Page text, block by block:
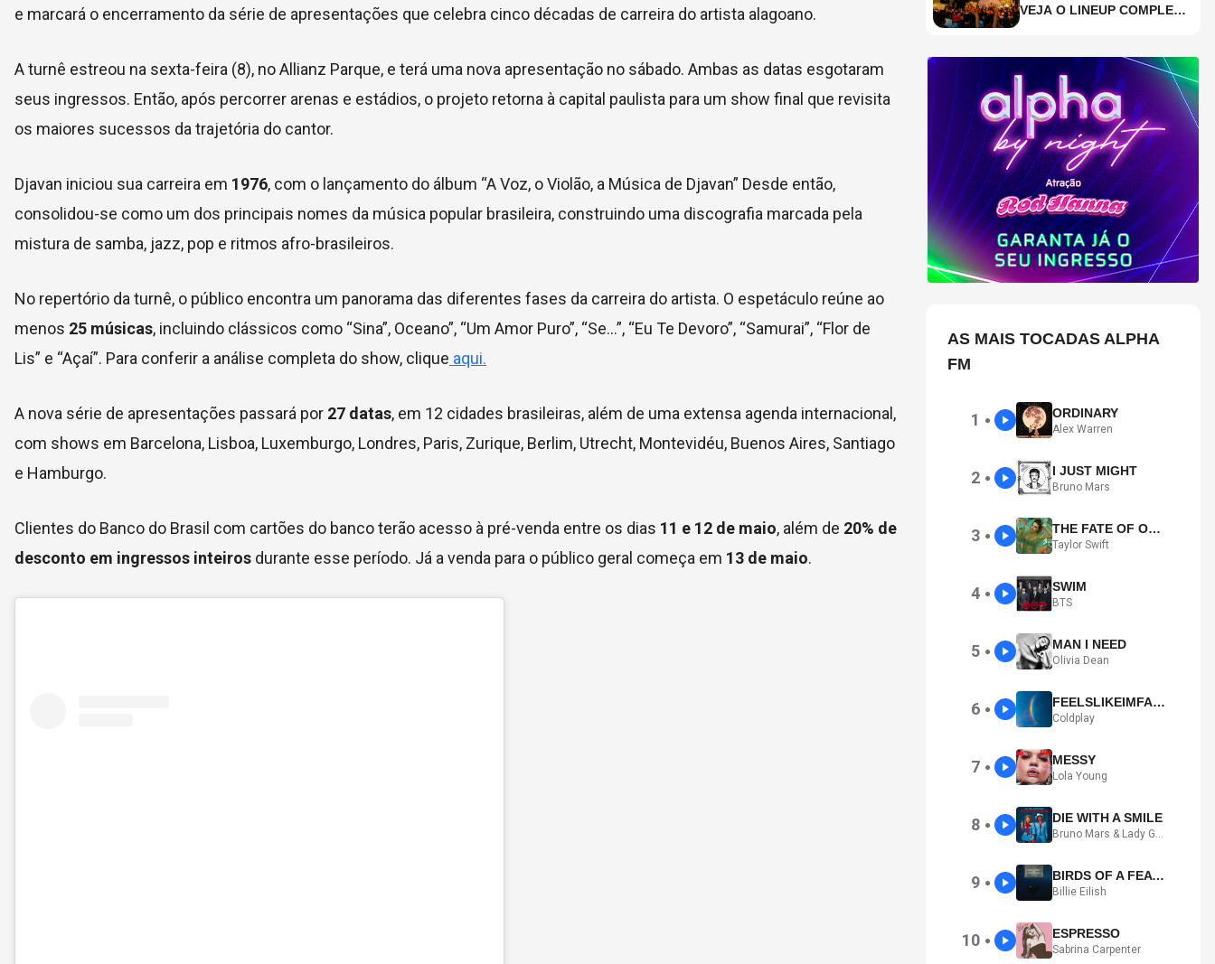
e marcará o encerramento da série de apresentações que celebra cinco décadas de carreira do artista alagoano.
A turnê estreou na sexta-feira (8), no Allianz Parque, e terá uma nova apresentação no sábado. Ambas as datas esgotaram
seus ingressos. Então, após percorrer arenas e estádios, o projeto retorna à capital paulista para um show final que revisita
os maiores sucessos da trajetória do cantor.
Djavan iniciou sua carreira em 1976, com o lançamento do álbum “A Voz, o Violão, a Música de Djavan” Desde então,
consolidou-se como um dos principais nomes da música popular brasileira, construindo uma discografia marcada pela
mistura de samba, jazz, pop e ritmos afro-brasileiros.
No repertório da turnê, o público encontra um panorama das diferentes fases da carreira do artista. O espetáculo reúne ao
menos 25 músicas, incluindo clássicos como “Sina”, Oceano”, “Um Amor Puro”, “Se…”, “Eu Te Devoro”, “Samurai”, “Flor de
Lis” e “Açaí”. Para conferir a análise completa do show, clique aqui.
A nova série de apresentações passará por 27 datas, em 12 cidades brasileiras, além de uma extensa agenda internacional,
com shows em Barcelona, Lisboa, Luxemburgo, Londres, Paris, Zurique, Berlim, Utrecht, Montevidéu, Buenos Aires, Santiago
e Hamburgo.
Clientes do Banco do Brasil com cartões do banco terão acesso à pré-venda entre os dias 11 e 12 de maio, além de 20% de
desconto em ingressos inteiros durante esse período. Já a venda para o público geral começa em 13 de maio.
VEJA O LINEUP COMPLETO
AS MAIS TOCADAS ALPHA
FM
1 ● ORDINARY
Alex Warren
2 ● I JUST MIGHT
Bruno Mars
3 ● THE FATE OF OPHELIA
Taylor Swift
4 ● SWIM
BTS
5 ● MAN I NEED
Olivia Dean
6 ● FEELSLIKEIMFALLINGINLOVE
Coldplay
7 ● MESSY
Lola Young
8 ● DIE WITH A SMILE
Bruno Mars & Lady Gaga
9 ● BIRDS OF A FEATHER
Billie Eilish
10 ● ESPRESSO
Sabrina Carpenter